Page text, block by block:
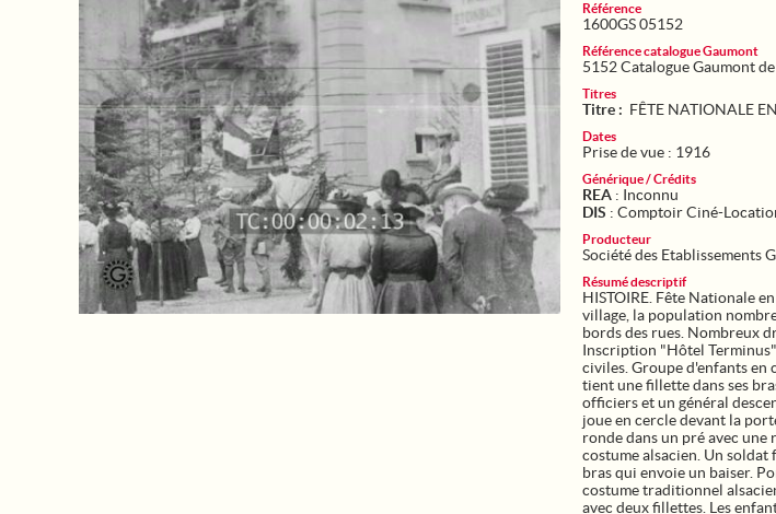
Référence
1600GS 05152
Référence catalogue Gaumont
5152 Catalogue Gaumont
Titres
Titre : FÊTE NATIONALE
Dates
Prise de vue : 1916
Générique / Crédits
REA : Inconnu
DIS : Comptoir Ciné-
Producteur
Société des Etablissements
Résumé descriptif
HISTOIRE. Fête Nationale
village, la population
bords des rues. Nombreux
Inscription "Hôtel
civiles. Groupe d'enfants en
tient une fillette dans ses
officiers et un général
joue en cercle devant la
ronde dans un pré avec une
costume alsacien. Un
bras qui envoie un baiser.
costume traditionnel
avec deux fillettes. Les